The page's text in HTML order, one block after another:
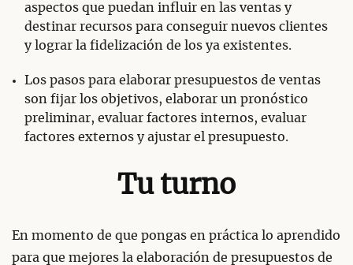
aspectos que puedan influir en las ventas y
destinar recursos para conseguir nuevos clientes
y lograr la fidelización de los ya existentes.
Los pasos para elaborar presupuestos de ventas
son fijar los objetivos, elaborar un pronóstico
preliminar, evaluar factores internos, evaluar
factores externos y ajustar el presupuesto.
Tu turno
En momento de que pongas en práctica lo aprendido
para que mejores la elaboración de presupuestos de